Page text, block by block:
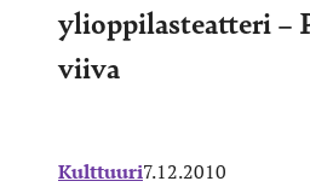
ylioppilasteatteri –
viiva
Kulttuuri7.12.2010